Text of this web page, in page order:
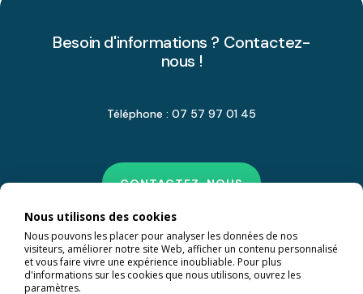
Besoin d'informations ? Contactez-
nous !
Téléphone : 07 57 97 01 45
CONTACTEZ-NOUS
Nous utilisons des cookies
Nous pouvons les placer pour analyser les données de nos
visiteurs, améliorer notre site Web, afficher un contenu personnalisé
et vous faire vivre une expérience inoubliable. Pour plus
d'informations sur les cookies que nous utilisons, ouvrez les
paramètres.